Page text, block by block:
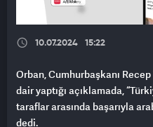
10.07.2024 15:22
Orban, Cumhurbaşkanı
dair yaptığı açıklamada,
taraflar arasında başarıyla
dedi.